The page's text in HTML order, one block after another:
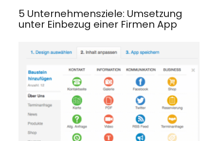
5 Unternehmensziele: Umsetzung
unter Einbezug einer Firmen App